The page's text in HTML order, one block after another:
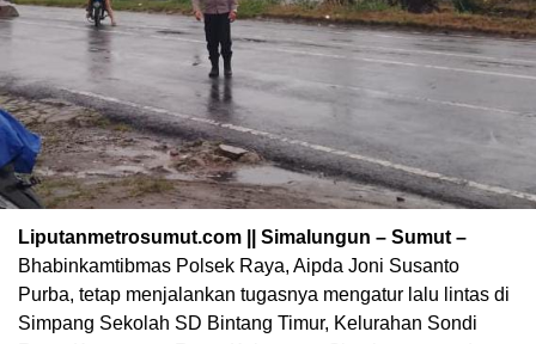
Liputanmetrosumut.com || Simalungun – Sumut –
Bhabinkamtibmas Polsek Raya, Aipda Joni Susanto
Purba, tetap menjalankan tugasnya mengatur lalu lintas di
Simpang Sekolah SD Bintang Timur, Kelurahan Sondi